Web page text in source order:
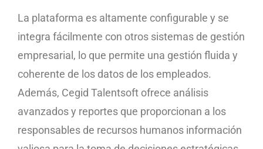
La plataforma es altamente configurable y se
integra fácilmente con otros sistemas de gestión
empresarial, lo que permite una gestión fluida y
coherente de los datos de los empleados.
Además, Cegid Talentsoft ofrece análisis
avanzados y reportes que proporcionan a los
responsables de recursos humanos información